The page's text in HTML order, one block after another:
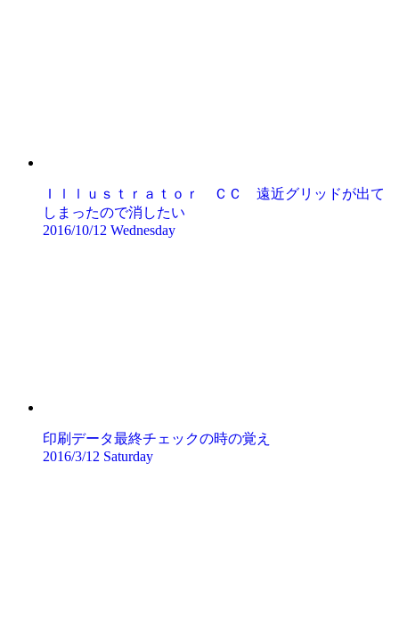
Ｉｌｌｕｓｔｒａｔｏｒ ＣＣ 遠近グリッドが出て
しまったので消したい
2016/10/12 Wednesday
印刷データ最終チェックの時の覚え
2016/3/12 Saturday